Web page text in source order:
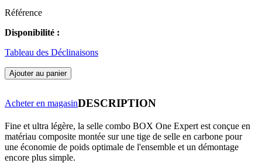
Référence
Disponibilité :
Tableau des Déclinaisons
Ajouter au panier
Acheter en magasinDESCRIPTION
Fine et ultra légère, la selle combo BOX One Expert est conçue en
matériau composite montée sur une tige de selle en carbone pour
une économie de poids optimale de l'ensemble et un démontage
encore plus simple.